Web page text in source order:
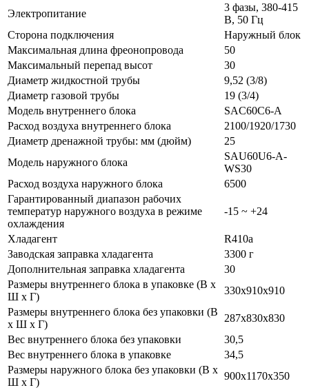
Электропитание
3 фазы, 380-415
В, 50 Гц
Сторона подключения
Наружный блок
Максимальная длина фреонопровода
50
Максимальный перепад высот
30
Диаметр жидкостной трубы
9,52 (3/8)
Диаметр газовой трубы
19 (3/4)
Модель внутреннего блока
SAС60С6-A
Расход воздуха внутреннего блока
2100/1920/1730
Диаметр дренажной трубы: мм (дюйм)
25
Модель наружного блока
SAU60U6-A-
WS30
Расход воздуха наружного блока
6500
Гарантированный диапазон рабочих
температур наружного воздуха в режиме
охлаждения
-15 ~ +24
Хладагент
R410a
Заводская заправка хладагента
3300 г
Дополнительная заправка хладагента
30
Размеры внутреннего блока в упаковке (В х
Ш х Г)
330х910x910
Размеры внутреннего блока без упаковки (В
х Ш х Г)
287х830x830
Вес внутреннего блока без упаковки
30,5
Вес внутреннего блока в упаковке
34,5
Размеры наружного блока без упаковки (В х
Ш х Г)
900x1170x350